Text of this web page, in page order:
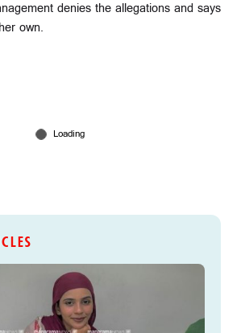
denies the allegations and says
own.